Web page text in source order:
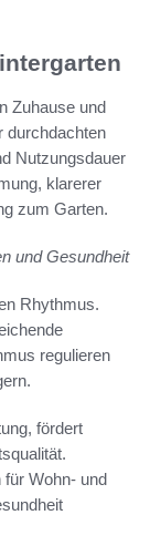
Zuhause und
durchdachten
Nutzungsdauer
klarerer
zum Garten.
und Gesundheit
Rhythmus.
regulieren
fördert
Wohn- und